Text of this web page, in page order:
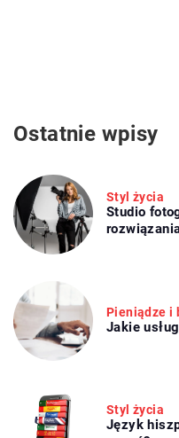
Ostatnie wpisy
Styl życia
Studio
Pieniądze i
Jakie
Styl życia
Język